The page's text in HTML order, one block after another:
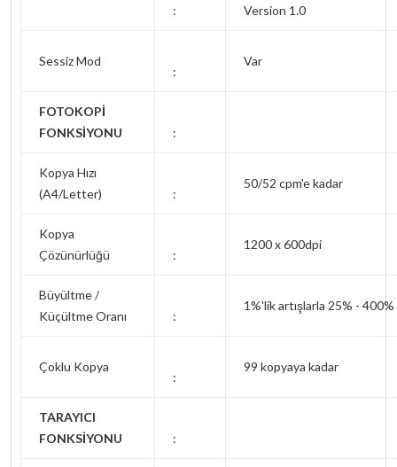
:
Version 1.0
Sessiz Mod
:
Var
FOTOKOPİ
FONKSİYONU
:
Kopya Hızı
(A4/Letter)
:
50/52 cpm'e kadar
Kopya
Çözünürlüğü
:
1200 x 600dpi
Büyültme /
Küçültme Oranı
:
1%'lik artışlarla 25% - 400%
Çoklu Kopya
:
99 kopyaya kadar
TARAYICI
FONKSİYONU
: